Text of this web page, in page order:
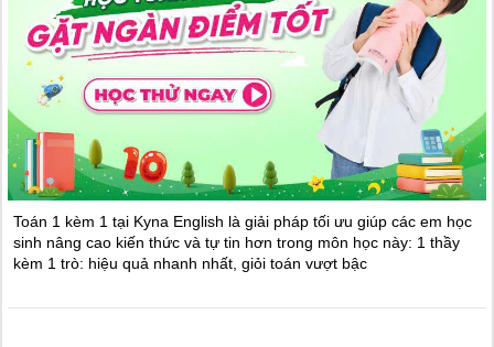
Toán 1 kèm 1 tại Kyna English là giải pháp tối ưu giúp các em học
sinh nâng cao kiến thức và tự tin hơn trong môn học này: 1 thầy
kèm 1 trò: hiệu quả nhanh nhất, giỏi toán vượt bậc